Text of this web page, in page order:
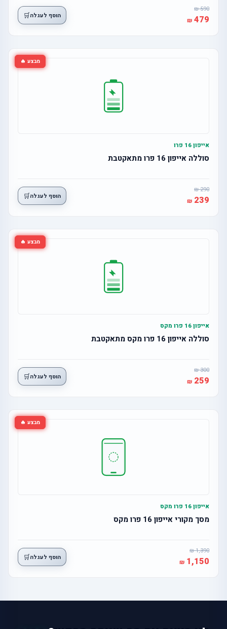
590
479 הוסף לעגלה🛒
מבצע 🔥
אייפון 16 פרו
סוללה אייפון 16 פרו מתאקטבת
290
239 הוסף לעגלה🛒
מבצע 🔥
אייפון 16 פרו מקס
סוללה אייפון 16 פרו מקס מתאקטבת
300
259 הוסף לעגלה🛒
מבצע 🔥
אייפון 16 פרו מקס
מסך מקורי אייפון 16 פרו מקס
1,390
1,150 הוסף לעגלה🛒